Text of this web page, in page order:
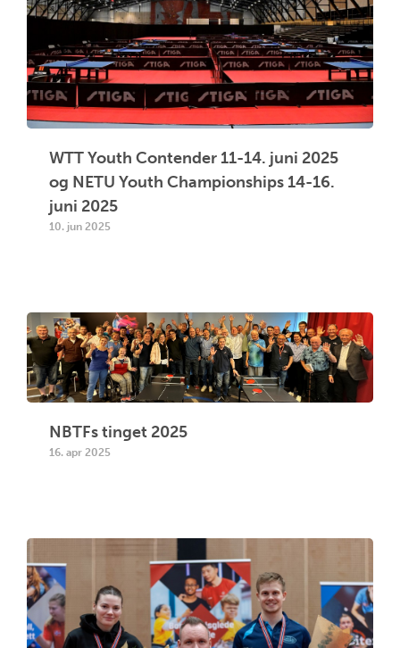
WTT Youth Contender 11-14. juni 2025
og NETU Youth Championships 14-16.
juni 2025
10. jun 2025
NBTFs tinget 2025
16. apr 2025